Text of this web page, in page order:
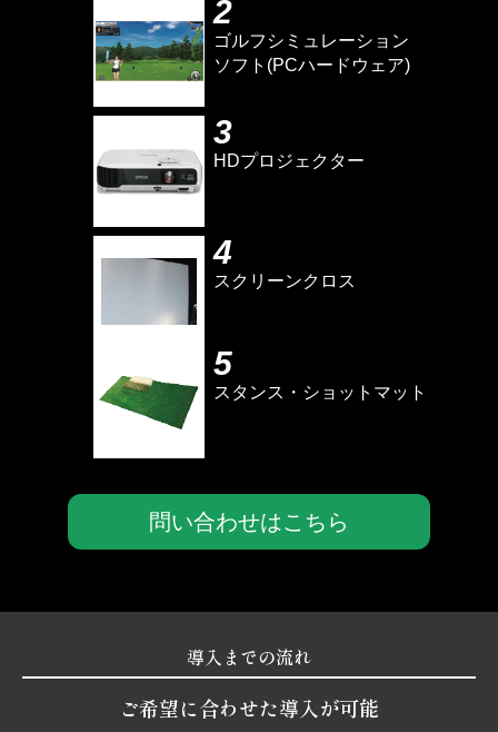
2
ゴルフシミュレーション
ソフト(PCハードウェア)
3
HDプロジェクター
4
スクリーンクロス
5
スタンス・ショットマット
問い合わせはこちら
導入までの流れ
ご希望に合わせた導入が可能